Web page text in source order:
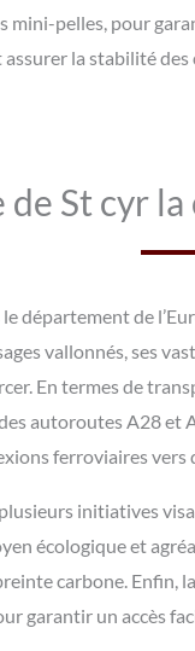
mini-pelles, pour
assurer la stabilité
de St cyr
département de
vallonnés, ses
En termes de
autoroutes A28
ferroviaires vers
initiatives
écologique et
carbone.
garantir un accès